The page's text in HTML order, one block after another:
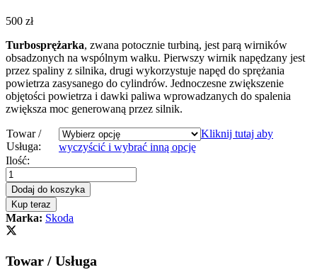
500 zł
Turbosprężarka, zwana potocznie turbiną, jest parą wirników
obsadzonych na wspólnym wałku. Pierwszy wirnik napędzany jest
przez spaliny z silnika, drugi wykorzystuje napęd do sprężania
powietrza zasysanego do cylindrów. Jednoczesne zwiększenie
objętości powietrza i dawki paliwa wprowadzanych do spalenia
zwiększa moc generowaną przez silnik.
Towar /
Usługa:
Kliknij tutaj aby
wyczyścić i wybrać inną opcję
Turbosprężarka
turbina
SKODA
SUPERB
III
2.0
150
Ilość:
Dodaj do koszyka
Kup teraz
Marka: Skoda
Towar / Usługa